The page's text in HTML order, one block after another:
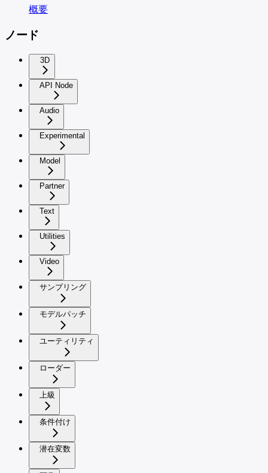
概要
ノード
3D
API Node
Audio
Experimental
Model
Partner
Text
Utilities
Video
サンプリング
モデルパッチ
ユーティリティ
ローダー
上級
条件付け
潜在変数